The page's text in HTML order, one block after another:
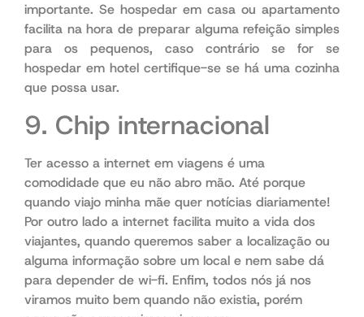
importante. Se hospedar em casa ou apartamento
facilita na hora de preparar alguma refeição simples
para os pequenos, caso contrário se for se
hospedar em hotel certifique-se se há uma cozinha
que possa usar.
9. Chip internacional
Ter acesso a internet em viagens é uma
comodidade que eu não abro mão. Até porque
quando viajo minha mãe quer notícias diariamente!
Por outro lado a internet facilita muito a vida dos
viajantes, quando queremos saber a localização ou
alguma informação sobre um local e nem sabe dá
para depender de wi-fi. Enfim, todos nós já nos
viramos muito bem quando não existia, porém